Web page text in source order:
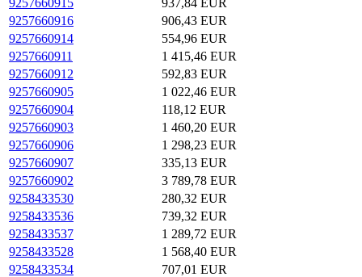
9257660916
906,43 EUR
9257660914
554,96 EUR
9257660911
1 415,46 EUR
9257660912
592,83 EUR
9257660905
1 022,46 EUR
9257660904
118,12 EUR
9257660903
1 460,20 EUR
9257660906
1 298,23 EUR
9257660907
335,13 EUR
9257660902
3 789,78 EUR
9258433530
280,32 EUR
9258433536
739,32 EUR
9258433537
1 289,72 EUR
9258433528
1 568,40 EUR
9258433534
707,01 EUR